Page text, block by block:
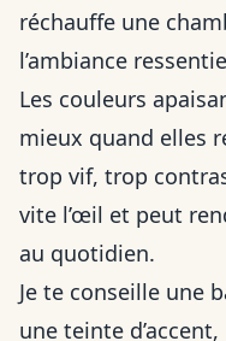
réchauffe une
l’ambiance
Les couleurs
mieux quand elles
trop vif, trop
vite l’œil et peut
au quotidien.
Je te conseille une
une teinte